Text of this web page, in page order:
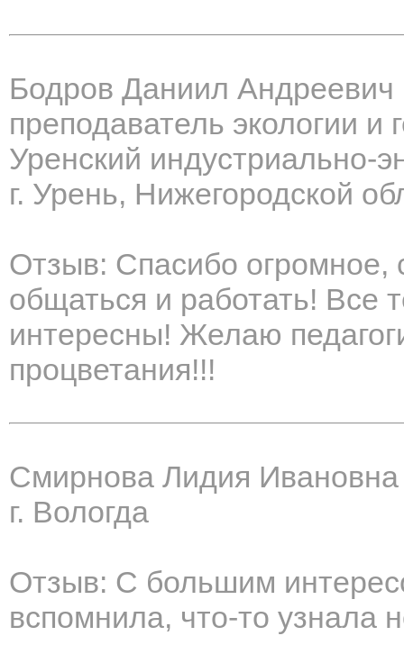
Бодров Даниил Андреевич
преподаватель экологии и
Уренский индустриально-
г. Урень, Нижегородской
Отзыв: Спасибо огромное,
общаться и работать! Все
интересны! Желаю
процветания!!!
Смирнова Лидия Ивановна
г. Вологда
Отзыв: С большим
вспомнила, что-то узнала